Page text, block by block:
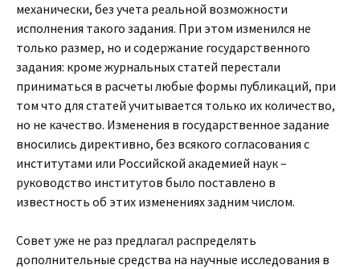
механически, без учета реальной возможности
исполнения такого задания. При этом изменился не
только размер, но и содержание государственного
задания: кроме журнальных статей перестали
приниматься в расчеты любые формы публикаций, при
том что для статей учитывается только их количество,
но не качество. Изменения в государственное задание
вносились директивно, без всякого согласования с
институтами или Российской академией наук –
руководство институтов было поставлено в
известность об этих изменениях задним числом.
Совет уже не раз предлагал распределять
дополнительные средства на научные исследования в